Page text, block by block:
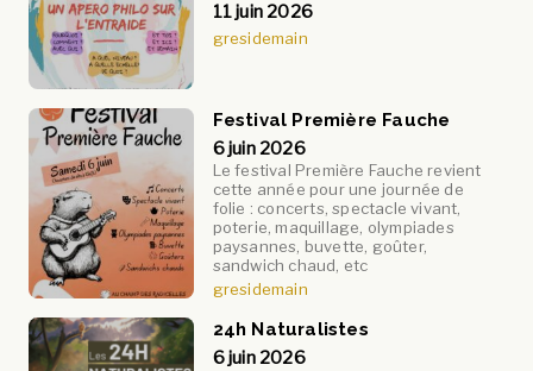
11 juin 2026
gresidemain
Festival Première Fauche
6 juin 2026
Le festival Première Fauche revient
cette année pour une journée de
folie : concerts, spectacle vivant,
poterie, maquillage, olympiades
paysannes, buvette, goûter,
sandwich chaud, etc
gresidemain
24h Naturalistes
6 juin 2026